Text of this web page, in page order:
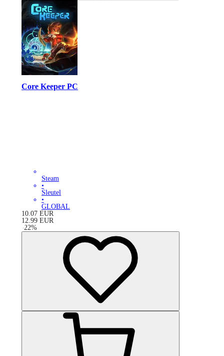
Core Keeper PC
Steam
•
Sleutel
•
GLOBAL
10.07 EUR
12.99 EUR
-22%